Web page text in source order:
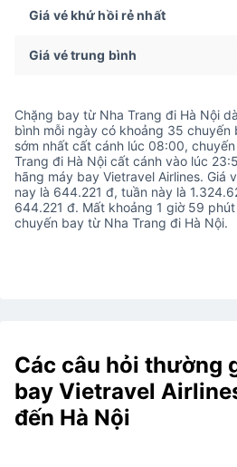
Giá vé khứ hồi rẻ nhất
Giá vé trung bình
Chặng bay từ Nha Trang đi Hà Nội
bình mỗi ngày có khoảng 35 chuyến
sớm nhất cất cánh lúc 08:00,
Trang đi Hà Nội cất cánh vào lúc
hãng máy bay Vietravel Airlines. Giá
nay là 644.221 đ, tuần này là
644.221 đ. Mất khoảng 1 giờ 59
chuyến bay từ Nha Trang đi Hà Nội.
Các câu hỏi thường
bay Vietravel
đến Hà Nội